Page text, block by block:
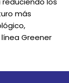
más
Greener